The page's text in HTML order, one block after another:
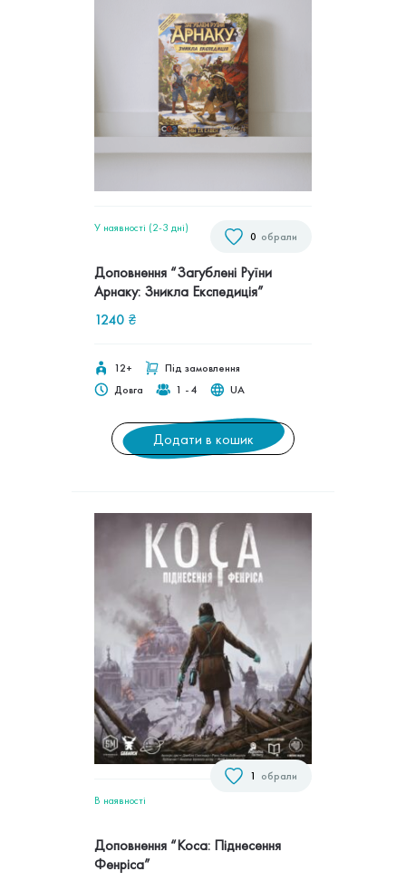
обрали
0
У наявності (2-3 дні)
Доповнення “Загублені Руїни
Арнаку: Зникла Експедиція”
1240 ₴
12+
Під замовлення
Довга
1 - 4 UA
Додати в кошик
обрали
1
В наявностi
Доповнення “Коса: Піднесення
Фенріса”